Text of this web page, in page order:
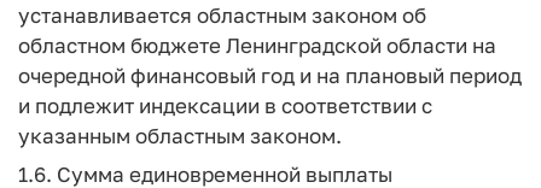
устанавливается областным законом об
областном бюджете Ленинградской области на
очередной финансовый год и на плановый период
и подлежит индексации в соответствии с
указанным областным законом.
1.6. Сумма единовременной выплаты